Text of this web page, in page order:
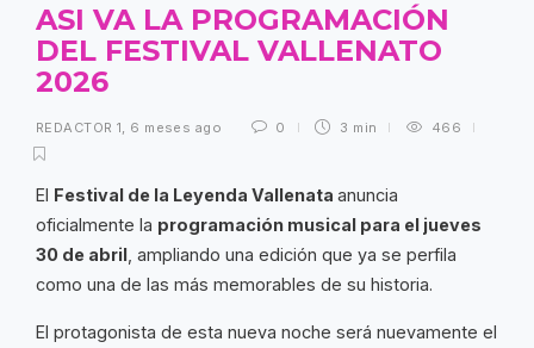
ASI VA LA PROGRAMACIÓN
DEL FESTIVAL VALLENATO
2026
REDACTOR 1, 6 meses ago 0 3 min 466
El Festival de la Leyenda Vallenata anuncia
oficialmente la programación musical para el jueves
30 de abril , ampliando una edición que ya se perfila
como una de las más memorables de su historia.
El protagonista de esta nueva noche será nuevamente el